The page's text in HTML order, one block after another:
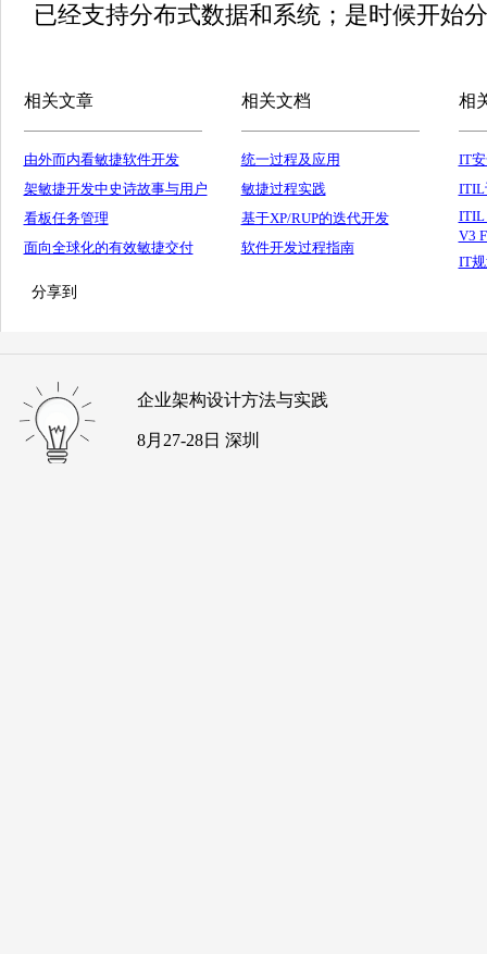
已经支持分布式数据和系统；是时候开始
相关文章
由外而内看敏捷软件开发
架敏捷开发中史诗故事与用户
看板任务管理
面向全球化的有效敏捷交付
相关文档
统一过程及应用
敏捷过程实践
基于XP/RUP的迭代开发
软件开发过程指南
相
IT
ITIL
ITIL
V3
IT
分享到